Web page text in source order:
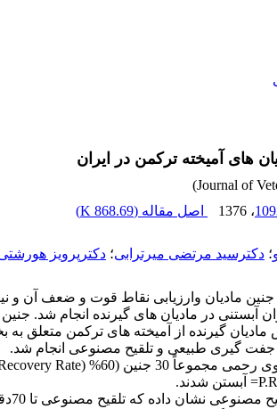
های آمیخته ترکمن در ایران
، 1376 اصل مقاله (868.69 K
)
؛ دکترسید مرتضی میرترابی؛ دکترپرویز
جنین مادیان وارزیابی نقاط قوت و ضعف آن
تعداد 12 رأس مادیان دهنده و 23 رأس مادیان گیرنده